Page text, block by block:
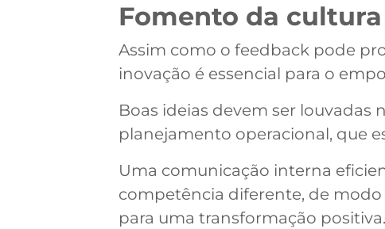
Fomento da
Assim como o feedback pode
inovação é essencial para o
Boas ideias devem ser
planejamento operacional, que
Uma comunicação interna
competência diferente, de
para uma transformação positiva.